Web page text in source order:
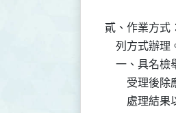
貳、作業方式
列方式辦理
一、具名
受理
處理結